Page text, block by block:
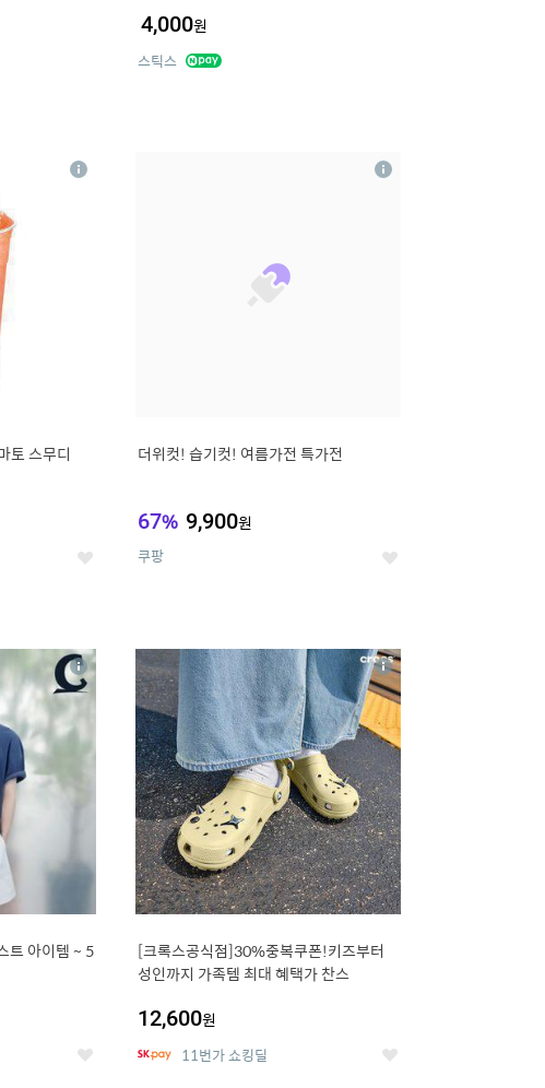
4,000원
스틱스
토 스무디
좋
상
더위컷! 습기컷! 여름가전 특가전
67% 9,900원
쿠팡 좋
상
아이템 ~ 5
좋
상
세
16
[크록스공식점]30%중복쿠폰!키즈부터
성인까지 가족템 최대 혜택가 찬스
12,600원
11번가 쇼킹딜 좋
상
세